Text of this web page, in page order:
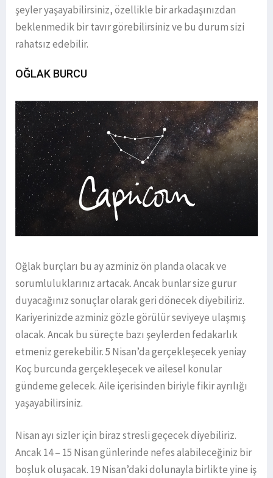
şeyler yaşayabilirsiniz, özellikle bir arkadaşınızdan
beklenmedik bir tavır görebilirsiniz ve bu durum sizi
rahatsız edebilir.
OĞLAK BURCU
Oğlak burçları bu ay azminiz ön planda olacak ve
sorumluluklarınız artacak. Ancak bunlar size gurur
duyacağınız sonuçlar olarak geri dönecek diyebiliriz.
Kariyerinizde azminiz gözle görülür seviyeye ulaşmış
olacak. Ancak bu süreçte bazı şeylerden fedakarlık
etmeniz gerekebilir. 5 Nisan’da gerçekleşecek yeniay
Koç burcunda gerçekleşecek ve ailesel konular
gündeme gelecek. Aile içerisinden biriyle fikir ayrılığı
yaşayabilirsiniz.
Nisan ayı sizler için biraz stresli geçecek diyebiliriz.
Ancak 14 – 15 Nisan günlerinde nefes alabileceğiniz bir
boşluk oluşacak. 19 Nisan’daki dolunayla birlikte yine iş